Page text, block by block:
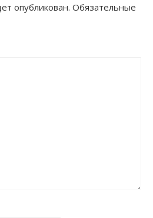
опубликован. Обязательные